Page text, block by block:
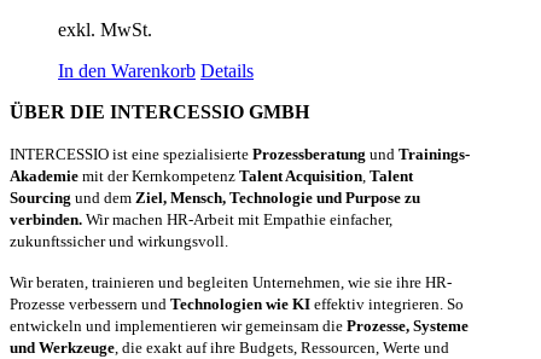
exkl. MwSt.
In den Warenkorb Details
ÜBER DIE INTERCESSIO GMBH
INTERCESSIO ist eine spezialisierte Prozessberatung und Trainings-
Akademie mit der Kernkompetenz Talent Acquisition, Talent
Sourcing und dem Ziel, Mensch, Technologie und Purpose zu
verbinden. Wir machen HR-Arbeit mit Empathie einfacher,
zukunftssicher und wirkungsvoll.
Wir beraten, trainieren und begleiten Unternehmen, wie sie ihre HR-
Prozesse verbessern und Technologien wie KI effektiv integrieren. So
entwickeln und implementieren wir gemeinsam die Prozesse, Systeme
und Werkzeuge, die exakt auf ihre Budgets, Ressourcen, Werte und